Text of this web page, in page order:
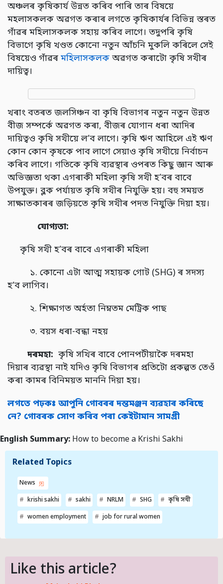
অঞ্চলৰ কৃষিকাৰ্য উন্নত কৰিব পাৰি তাৰ বিষয়ে
মহলাসকলক অৱগত কৰাৰ লগতে কৃষিকাৰ্যৰ বিভিন্ন স্তৰত
গাঁৱৰ মহিলাসকলক সহায় কৰিব লাগে। তদুপৰি কৃষি
বিভাগে কৃষি খণ্ডত কোনো নতুন আঁচনি মুকলি কৰিলে সেই
বিষয়েও গাঁৱৰ মহিলাসকলক অৱগত কৰাটো কৃষি সখীৰ
দায়িত্ব।
খৰাং বতৰত জলসিঞ্চন বা কৃষি বিভাগৰ নতুন নতুন উন্নত
বীজ সম্পৰ্কে অৱগত কৰা, বীজৰ যোগান ধৰা আদিৰ
দায়িত্বও কৃষি সখীয়ে ল’ব লাগে। কৃষি ঋণ আহিলে এই ঋণ
কোন কোন কৃষকে পাব লাগে সেয়াও কৃষি সখীয়ে নিৰ্বাচন
কৰিব লাগে। গতিকে কৃষি ব্যৱস্থাৰ ওপৰত কিছু জ্ঞান আৰু
অভিজ্ঞতা থকা এগৰাকী মহিলা কৃষি সখী হ’বৰ বাবে
উপযুক্ত। ব্লক পৰ্যায়ত কৃষি সখীৰ নিযুক্তি হয়। বহু সময়ত
সাক্ষাতকাৰৰ জড়িয়তে কৃষি সখীৰ পদত নিযুক্তি দিয়া হয়।
যোগ্যতা:
কৃষি সখী হ’বৰ বাবে এগৰাকী মহিলা
১. কোনো এটা আত্ম সহায়ক গোট (SHG) ৰ সদস্য
হ’ব লাগিব।
২. শিক্ষাগত অৰ্হতা নিম্নতম মেট্ৰিক পাছ
৩. বয়স ধৰা-বন্ধা নহয়
দৰমহা: কৃষি সখিৰ বাবে পোনপটীয়াকৈ দৰমহা
দিয়াৰ ব্যৱস্থা নাই যদিও কৃষি বিভাগৰ প্ৰতিটো প্ৰকল্পত তেওঁ
কৰা কামৰ বিনিময়ত মাননি দিয়া হয়।
লগতে পঢ়কঃ আপুনি গোবৰৰ দন্তমঞ্জন ব্যৱহাৰ কৰিছে
নে? গোবৰক সোণ কৰিব পৰা কেইটামান সামগ্ৰী
English Summary: How to become a Krishi Sakhi
Related Topics
News
krishi sakhi sakhi NRLM SHG কৃষি সখী
women employment job for rural women
Like this article?